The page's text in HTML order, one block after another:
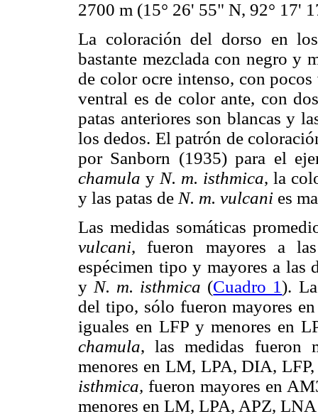
2700 m (15° 26' 55" N, 92° 17'
La coloración del dorso en
bastante mezclada con negro y
de color ocre intenso, con
ventral es de color ante, con
patas anteriores son blancas y
los dedos. El patrón de
por Sanborn (1935) para el
chamula y N. m. isthmica, la
y las patas de N. m. vulcani es
Las medidas somáticas
vulcani, fueron mayores a
espécimen tipo y mayores a las
y N. m. isthmica (Cuadro 1).
del tipo, sólo fueron mayores
iguales en LFP y menores en
chamula, las medidas fueron
menores en LM, LPA, DIA,
isthmica, fueron mayores en
menores en LM, LPA, APZ,